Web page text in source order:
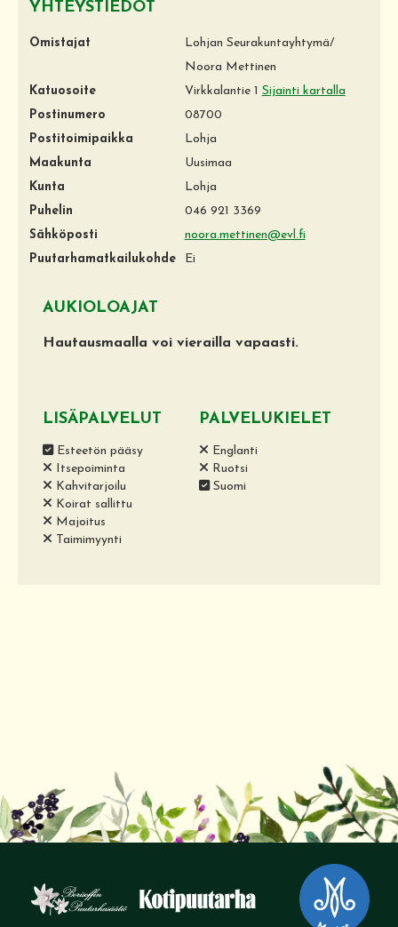
YHTEYSTIEDOT
Omistajat
Lohjan Seurakuntayhtymä/
Noora Mettinen
Katuosoite
Virkkalantie 1 Sijainti kartalla
Postinumero
08700
Postitoimipaikka
Lohja
Maakunta
Uusimaa
Kunta
Lohja
Puhelin
046 921 3369
Sähköposti
noora.mettinen@evl.fi
Puutarhamatkailukohde
Ei
AUKIOLOAJAT
Hautausmaalla voi vierailla vapaasti.
LISÄPALVELUT
Esteetön pääsy
Itsepoiminta
Kahvitarjoilu
Koirat sallittu
Majoitus
Taimimyynti
PALVELUKIELET
Englanti
Ruotsi
Suomi